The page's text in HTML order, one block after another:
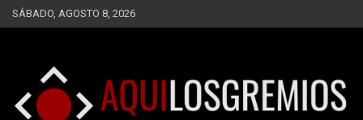
Saltar
al
SÁBADO, AGOSTO 8, 2026